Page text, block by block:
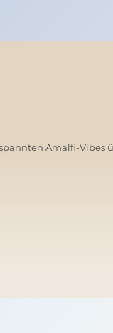
Amalfi-